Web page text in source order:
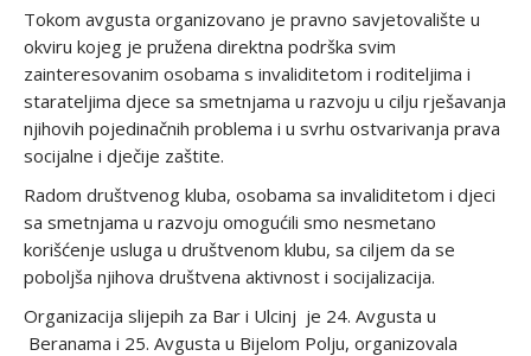
Tokom avgusta organizovano je pravno savjetovalište u
okviru kojeg je pružena direktna podrška svim
zainteresovanim osobama s invaliditetom i roditeljima i
starateljima djece sa smetnjama u razvoju u cilju rješavanja
njihovih pojedinačnih problema i u svrhu ostvarivanja prava
socijalne i dječije zaštite.
Radom društvenog kluba, osobama sa invaliditetom i djeci
sa smetnjama u razvoju omogućili smo nesmetano
korišćenje usluga u društvenom klubu, sa ciljem da se
poboljša njihova društvena aktivnost i socijalizacija.
Organizacija slijepih za Bar i Ulcinj je 24. Avgusta u
Beranama i 25. Avgusta u Bijelom Polju, organizovala